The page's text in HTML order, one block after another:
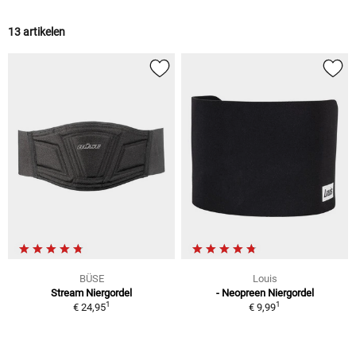
13 artikelen
BÜSE
Stream Niergordel
€ 24,951
Louis
- Neopreen Niergordel
€ 9,991